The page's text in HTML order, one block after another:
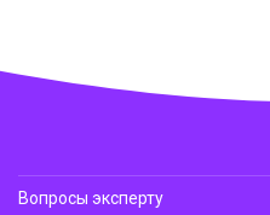
Вопросы эксперту